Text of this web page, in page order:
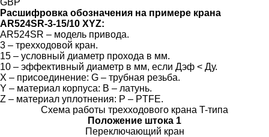
Расшифровка обозначения на примере крана
AR524SR-3-15/10 XYZ:
AR524SR – модель привода.
3 – трехходовой кран.
15 – условный диаметр прохода в мм.
10 – эффективный диаметр в мм, если Дэф < Ду.
X – присоединение: G – трубная резьба.
Y – материал корпуса: B – латунь.
Z – материал уплотнения: P – PTFE.
Схема работы трехходового крана T-типа
Положение штока 1
Переключающий кран